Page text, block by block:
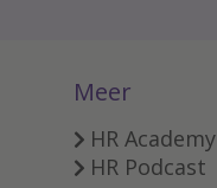
Meer
HR Academy
HR Podcast